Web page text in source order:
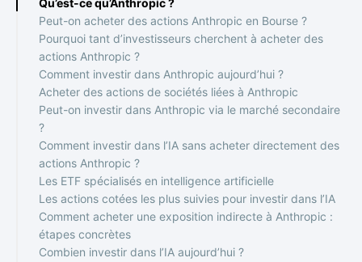
Qu’est-ce qu’Anthropic ?
Peut-on acheter des actions Anthropic en Bourse ?
Pourquoi tant d’investisseurs cherchent à acheter des
actions Anthropic ?
Comment investir dans Anthropic aujourd’hui ?
Acheter des actions de sociétés liées à Anthropic
Peut-on investir dans Anthropic via le marché secondaire
?
Comment investir dans l’IA sans acheter directement des
actions Anthropic ?
Les ETF spécialisés en intelligence artificielle
Les actions cotées les plus suivies pour investir dans l’IA
Comment acheter une exposition indirecte à Anthropic :
étapes concrètes
Combien investir dans l’IA aujourd’hui ?